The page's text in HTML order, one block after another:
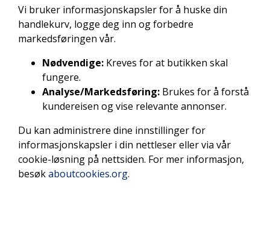
Vi bruker informasjonskapsler for å huske din
handlekurv, logge deg inn og forbedre
markedsføringen vår.
Nødvendige: Kreves for at butikken skal
fungere.
Analyse/Markedsføring: Brukes for å forstå
kundereisen og vise relevante annonser.
Du kan administrere dine innstillinger for
informasjonskapsler i din nettleser eller via vår
cookie-løsning på nettsiden. For mer informasjon,
besøkaboutcookies.org.